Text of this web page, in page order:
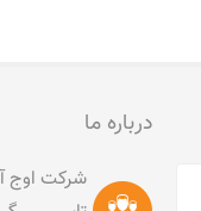
درباره ما